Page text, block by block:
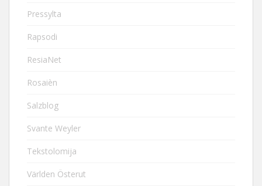
Pressylta
Rapsodi
ResiaNet
Rosaièn
Salzblog
Svante Weyler
Tekstolomija
Världen Österut